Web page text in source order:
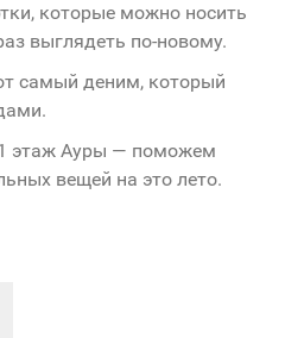
которые можно носить
выглядеть по-новому.
самый деним, который
этаж Ауры — поможем
вещей на это лето.